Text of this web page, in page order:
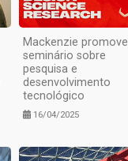
Mackenzie promove
seminário sobre
pesquisa e
desenvolvimento
tecnológico
16/04/2025